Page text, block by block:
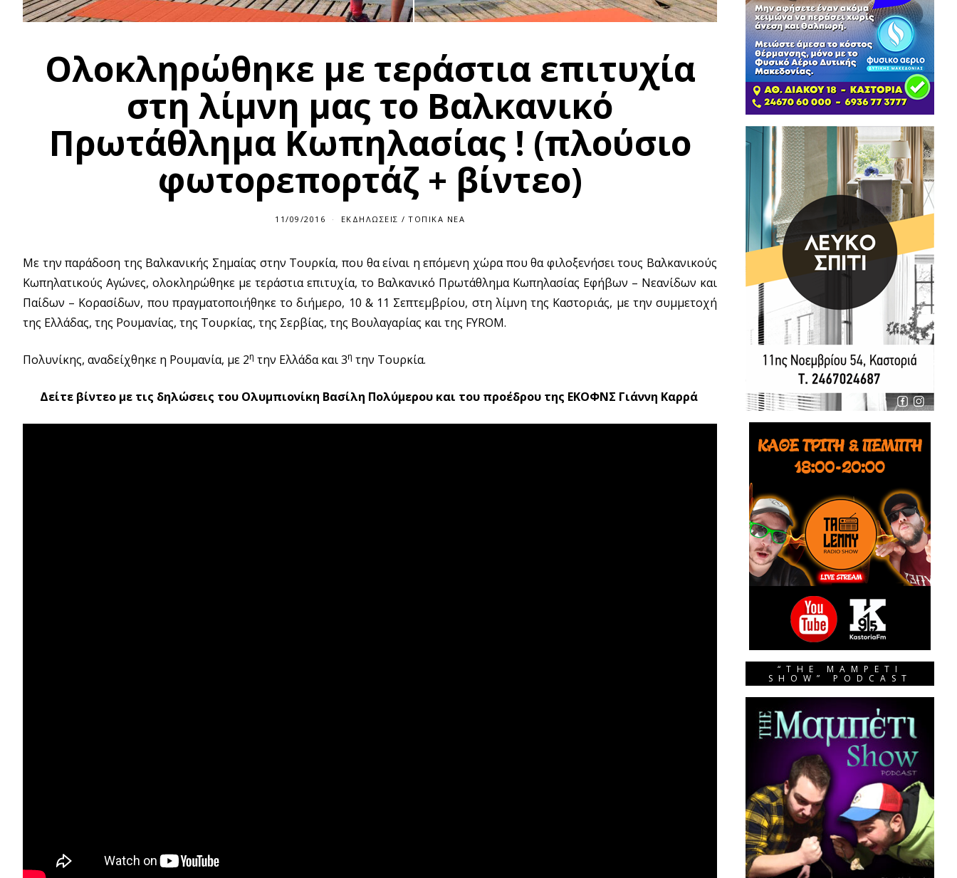
Ολοκληρώθηκε με τεράστια επιτυχία
στη λίμνη μας το Βαλκανικό
Πρωτάθλημα Κωπηλασίας ! (πλούσιο
φωτορεπορτάζ + βίντεο)
11/09/2016
9
2
1
ΕΚΔΗΛΏΣΕΙΣ / ΤΟΠΙΚΆ ΝΈΑ
Με την παράδοση της Βαλκανικής Σημαίας στην Τουρκία, που θα είναι η επόμενη χώρα που θα φιλοξενήσει τους Βαλκανικούς
Κωπηλατικούς Αγώνες, ολοκληρώθηκε με τεράστια επιτυχία, το Βαλκανικό Πρωτάθλημα Κωπηλασίας Εφήβων – Νεανίδων και
Παίδων – Κορασίδων, που πραγματοποιήθηκε το διήμερο, 10 & 11 Σεπτεμβρίου, στη λίμνη της Καστοριάς, με την συμμετοχή
της Ελλάδας, της Ρουμανίας, της Τουρκίας, της Σερβίας, της Βουλαγαρίας και της FYROM.
Πολυνίκης, αναδείχθηκε η Ρουμανία, με 2η την Ελλάδα και 3η την Τουρκία.
Δείτε βίντεο με τις δηλώσεις του Ολυμπιονίκη Βασίλη Πολύμερου και του προέδρου της ΕΚΟΦΝΣ Γιάννη Καρρά
“THE MAMPETI
SHOW” PODCAST